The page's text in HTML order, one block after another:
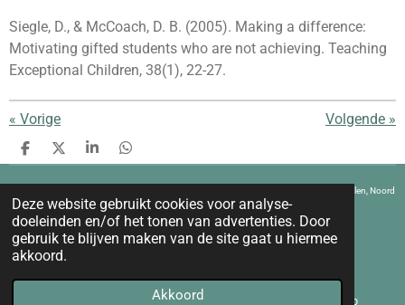
Deze website gebruikt cookies voor analyse-
doeleinden en/of het tonen van advertenties. Door
gebruik te blijven maken van de site gaat u hiermee
akkoord.
Akkoord
Siegle, D., & McCoach, D. B. (2005). Making a difference:
Motivating gifted students who are not achieving. Teaching
Exceptional Children, 38(1), 22-27.
« Vorige Volgende »
D
e
l
e
n
D
e
e
l
S
h
a
r
e
D
e
l
e
n
KEIplus - Waar je met al je vragen rond hoogbegaafdheid terecht kan. Kapellen, Noord
Antwerpen, Brasschaat, Ekeren, Schoten, Stabroek, Kalmthout, Voorkempen.
© 2023 KEIplus
Powered byJouwWeb
Kaart WhatsApp